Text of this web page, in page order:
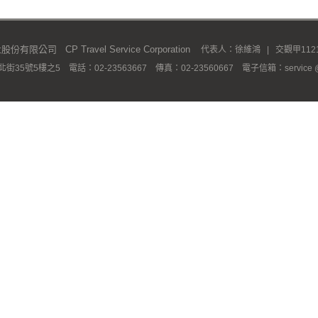
股份有限公司 CP Travel Service Corporation 代表人：徐維鴻 | 交觀甲
街35號5樓之5 電話：02-23563667 傳真：02-23560667 電子信箱：service